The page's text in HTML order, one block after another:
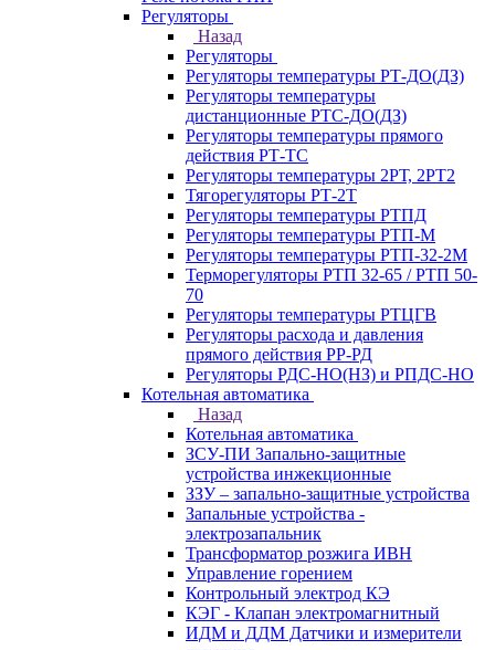
Регуляторы
Назад
Регуляторы
Регуляторы температуры РТ-ДО(ДЗ)
Регуляторы температуры
дистанционные РТС-ДО(ДЗ)
Регуляторы температуры прямого
действия РТ-ТС
Регуляторы температуры 2РТ, 2РT2
Тягорегуляторы РТ-2Т
Регуляторы температуры РТПД
Регуляторы температуры РТП-M
Регуляторы температуры РТП-32-2М
Терморегуляторы РТП 32-65 / РТП 50-
70
Регуляторы температуры РТЦГВ
Регуляторы расхода и давления
прямого действия РР-РД
Регуляторы РДС-НО(НЗ) и РПДС-НО
Котельная автоматика
Назад
Котельная автоматика
ЗСУ-ПИ Запально-защитные
устройства инжекционные
ЗЗУ – запально-защитные устройства
Запальные устройства -
электрозапальник
Трансформатор розжига ИВН
Управление горением
Контрольный электрод КЭ
КЭГ - Клапан электромагнитный
ИДМ и ДДМ Датчики и измерители